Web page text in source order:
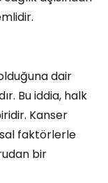
dair
Bu iddia, halk
Kanser
faktörlerle
bir